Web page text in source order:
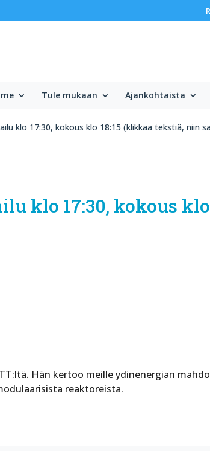
Tule mukaan Ajankohtaista
klo 17:30, kokous klo 18:15 (klikkaa tekstiä, niin
klo 17:30, kokous
Hän kertoo meille ydinenergian
reaktoreista.